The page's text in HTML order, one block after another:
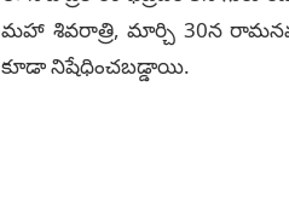
మహా శివరాత్రి, మార్చి 30న
కూడా నిషేధించబడ్డాయి.